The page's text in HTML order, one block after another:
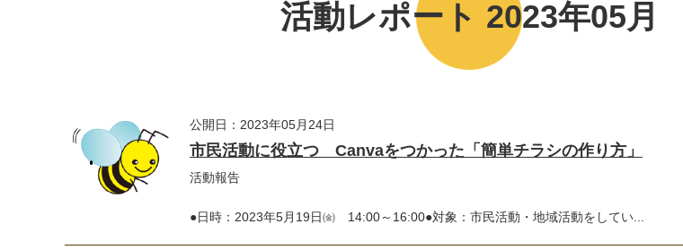
活動レポート 2023年05月
公開日：2023年05月24日
市民活動に役立つ Canvaをつかった「簡単チラシの作り方」
活動報告
●日時：2023年5月19日㈮ 14:00～16:00●対象：市民活動・地域活動をしてい...